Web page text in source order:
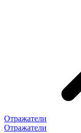
Отражатели
Отражатели